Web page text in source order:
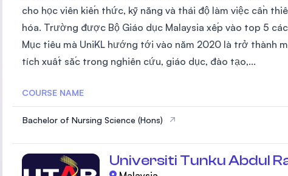
cho học viên kiến thức, kỹ năng và thái độ làm việc cần
hóa. Trường được Bộ Giáo dục Malaysia xếp vào top 5
Mục tiêu mà UniKL hướng tới vào năm 2020 là trở
tích xuất sắc trong nghiên cứu, giáo dục, đào tạo,...
COURSE NAME
Bachelor of Nursing Science (Hons)
Universiti Tunku Abdul